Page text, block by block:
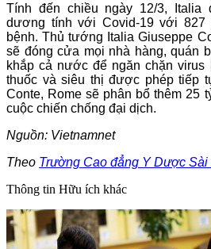
Tính đến chiều ngày 12/3, Italia
dương tính với Covid-19 với
bệnh. Thủ tướng Italia Giuseppe
sẽ đóng cửa mọi nhà hàng, quán
khắp cả nước để ngăn chặn
thuốc và siêu thị được phép tiếp
Conte, Rome sẽ phân bổ thêm 25
cuộc chiến chống đại dịch.
Nguồn: Vietnamnet
Theo Trường Cao đẳng Y Dược Sài
Thông tin Hữu ích khác